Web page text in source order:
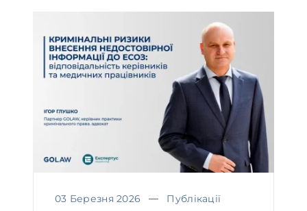
03 Березня 2026 Публікації